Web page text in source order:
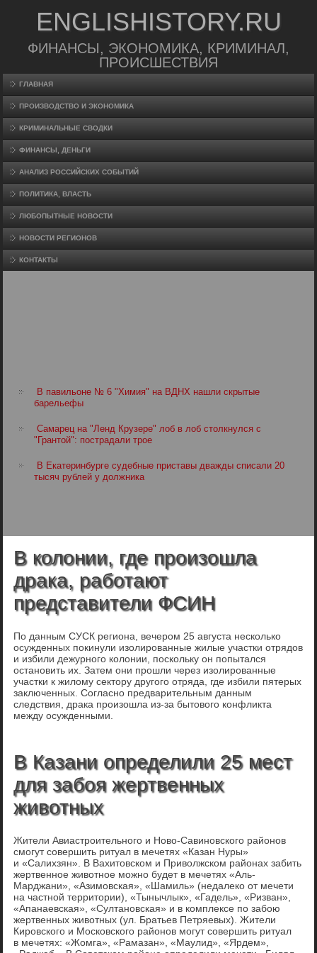
ENGLISHISTORY.RU
ФИНАНСЫ, ЭКОНОМИКА, КРИМИНАЛ,
ПРОИСШЕСТВИЯ
ГЛАВНАЯ
ПРОИЗВΟДСТВО И ЭКОНОМИКА
КРИМИНАЛЬНЫЕ СВОДКИ
ФИНАНСЫ, ДЕНЬГИ
АНАЛИЗ РОССИЙСКИХ СОБЫТИЙ
ПОЛИТИКА, ВЛАСТЬ
ЛЮБОПЫТНЫЕ НОВОСТИ
НОВОСТИ РЕГИОНОВ
КОНТАКТЫ
В павильоне № 6 "Химия" на ВДНХ нашли скрытые
барельефы
Самарец на "Ленд Крузере" лоб в лоб столкнулся с
"Грантой": пострадали трое
В Екатеринбурге судебные приставы дважды списали 20
тысяч рублей у должника
В колонии, где произошла
драка, работают
представители ФСИН
По данным СУСК региона, вечером 25 августа несколько
осужденных покинули изолированные жилые участки отрядов
и избили дежурного колонии, поскольку он попытался
остановить их. Затем они прошли через изолированные
участки к жилому сектору другого отряда, где избили пятерых
заключенных. Согласно предварительным данным
следствия, драка произошла из-за бытового конфликта
между осужденными.
В Казани определили 25 мест
для забоя жертвенных
животных
Жители Авиастроительного и Ново-Савиновского районов
смогут совершить ритуал в мечетях «Казан Нуры»
и «Салихзян». В Вахитовском и Приволжском районах забить
жертвенное животное можно будет в мечетях «Аль-
Марджани», «Азимовская», «Шамиль» (недалеко от мечети
на частной территории), «Тынычлык», «Гадель», «Ризван»,
«Апанаевская», «Султановская» и в комплексе по забою
жертвенных животных (ул. Братьев Петряевых). Жители
Кировского и Московского районов могут совершить ритуал
в мечетях: «Жомга», «Рамазан», «Маулид», «Ярдем»,